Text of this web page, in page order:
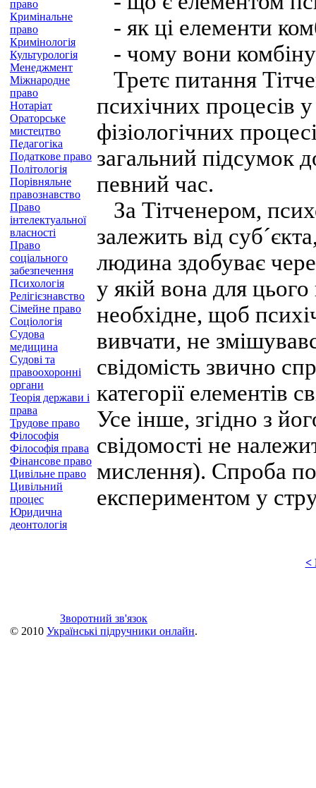
право
Кримінальне
право
Кримінологія
Культурологія
Менеджмент
Міжнародне
право
Нотаріат
Ораторське
мистецтво
Педагогіка
Податкове право
Політологія
Порівняльне
правознавство
Право
інтелектуальної
власності
Право
соціального
забезпечення
Психологія
Релігієзнавство
Сімейне право
Соціологія
Судова
медицина
Судові та
правоохоронні
органи
Теорія держави і
права
Трудове право
Філософія
Філософія права
Фінансове право
Цивільне право
Цивільний
процес
Юридична
деонтологія
- як ці елементи
- чому вони
Третє питання
психічних процесів
фізіологічних
загальний підсумок
певний час.
За Тітченером,
залежить від
людина здобуває
у якій вона для
необхідне, щоб
вивчати, не
свідомість звично
категорії елементів
Усе інше, згідно з
свідомості не
мислення). Спроба
експериментом у
<
Зворотний зв'язок
© 2010 Українські підручники онлайн.